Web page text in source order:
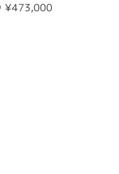
¥473,000